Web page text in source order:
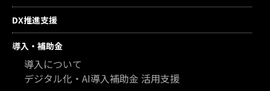
DX推進支援
導入・補助金
導入について
デジタル化・AI導入補助金 活用支援